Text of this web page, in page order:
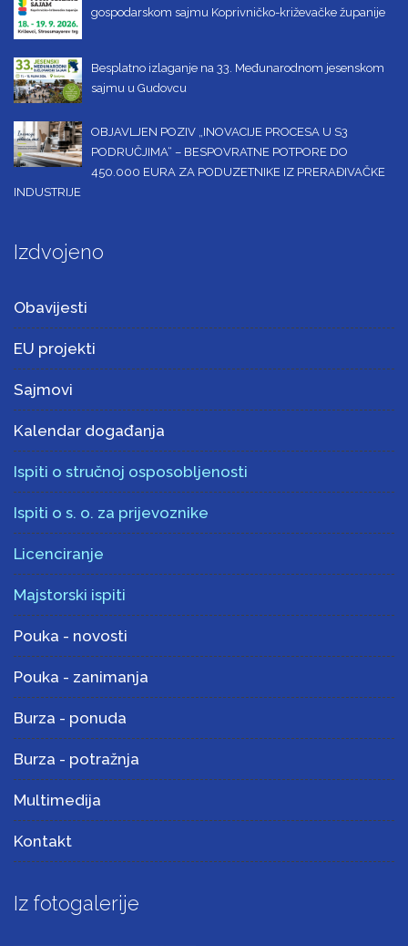
gospodarskom sajmu Koprivničko-križevačke županije
Besplatno izlaganje na 33. Međunarodnom jesenskom
sajmu u Gudovcu
OBJAVLJEN POZIV „INOVACIJE PROCESA U S3
PODRUČJIMA“ – BESPOVRATNE POTPORE DO
450.000 EURA ZA PODUZETNIKE IZ PRERAĐIVAČKE
INDUSTRIJE
Izdvojeno
Obavijesti
EU projekti
Sajmovi
Kalendar događanja
Ispiti o stručnoj osposobljenosti
Ispiti o s. o. za prijevoznike
Licenciranje
Majstorski ispiti
Pouka - novosti
Pouka - zanimanja
Burza - ponuda
Burza - potražnja
Multimedija
Kontakt
Iz fotogalerije